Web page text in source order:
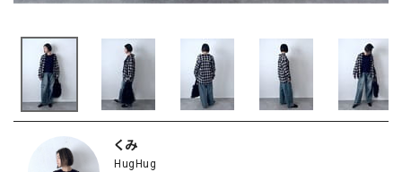
くみ
HugHug